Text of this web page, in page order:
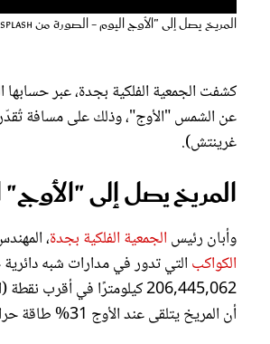
المريخ يصل إلى "الأوج اليوم - الصورة من unsplash
غرينتش).
المريخ يصل إلى "الأوج"
وأبان رئيس الجمعية الفلكية بجدة،
الكواكب التي تدور في مدارات شبه
أن المريخ يتلقى عند الأوج 31% طاقة حرارية وضوئية أقل مقارنة بما يتلقاه عند الحضيض.